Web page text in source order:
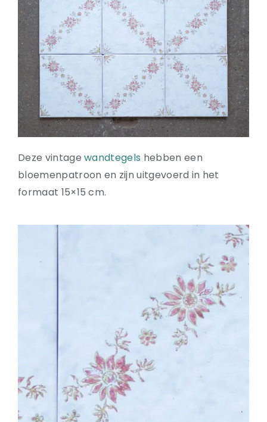
Natuurstenen bakken
Wandtegels
HEKWERK
KASTEN
BANKEN
BALKEN
RADIATOREN
BADEN
LAMPEN
KEUKENBLOKKEN
SCHOUWEN
Deze vintagewandtegels hebben een
bloemenpatroon en zijn uitgevoerd in het
formaat 15×15 cm.